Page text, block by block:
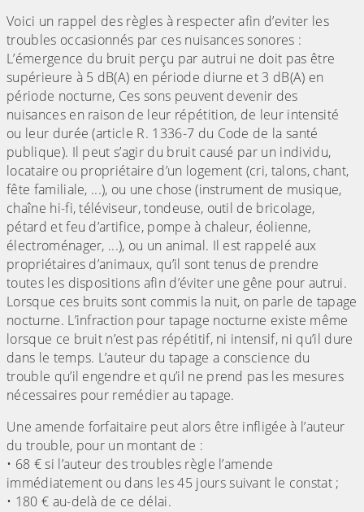
Voici un rappel des règles à respecter afin d’eviter les
troubles occasionnés par ces nuisances sonores :
L’émergence du bruit perçu par autrui ne doit pas être
supérieure à 5 dB(A) en période diurne et 3 dB(A) en
période nocturne, Ces sons peuvent devenir des
nuisances en raison de leur répétition, de leur intensité
ou leur durée (article R. 1336-7 du Code de la santé
publique). Il peut s’agir du bruit causé par un individu,
locataire ou propriétaire d’un logement (cri, talons, chant,
fête familiale, ...), ou une chose (instrument de musique,
chaîne hi-fi, téléviseur, tondeuse, outil de bricolage,
pétard et feu d’artifice, pompe à chaleur, éolienne,
électroménager, ...), ou un animal. Il est rappelé aux
propriétaires d’animaux, qu’il sont tenus de prendre
toutes les dispositions afin d’éviter une gêne pour autrui.
Lorsque ces bruits sont commis la nuit, on parle de tapage
nocturne. L’infraction pour tapage nocturne existe même
lorsque ce bruit n’est pas répétitif, ni intensif, ni qu’il dure
dans le temps. L’auteur du tapage a conscience du
trouble qu’il engendre et qu’il ne prend pas les mesures
nécessaires pour remédier au tapage.
Une amende forfaitaire peut alors être infligée à l’auteur
du trouble, pour un montant de :
• 68 € si l’auteur des troubles règle l’amende
immédiatement ou dans les 45 jours suivant le constat ;
• 180 € au-delà de ce délai.